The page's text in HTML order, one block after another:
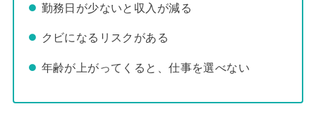
勤務日が少ないと収入が減る
クビになるリスクがある
年齢が上がってくると、仕事を選べない